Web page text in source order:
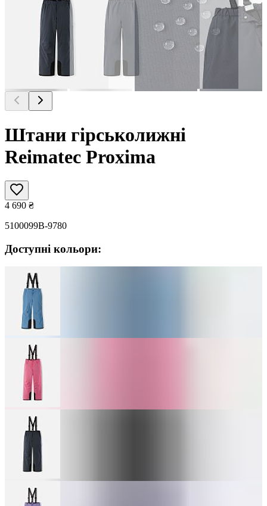
Штани гірськолижні
Reimatec Proxima
4 690 ₴
5100099B-9780
Доступні кольори: